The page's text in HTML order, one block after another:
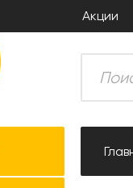
Акции